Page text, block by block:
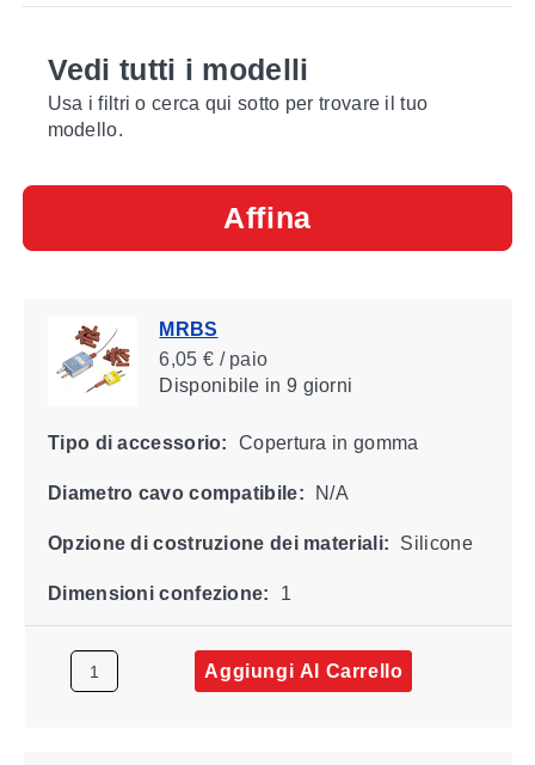
Vedi tutti i modelli
Usa i filtri o cerca qui sotto per trovare il tuo
modello.
Affina
MRBS
6,05 € / paio
Disponibile in 9 giorni
Tipo di accessorio: Copertura in gomma
Diametro cavo compatibile: N/A
Opzione di costruzione dei materiali: Silicone
Dimensioni confezione: 1
Aggiungi Al Carrello